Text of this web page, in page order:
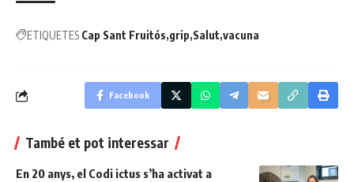
ETIQUETES Cap Sant Fruitós grip Salut vacuna
Facebook
També et pot interessar
En 20 anys, el Codi ictus s’ha activat a